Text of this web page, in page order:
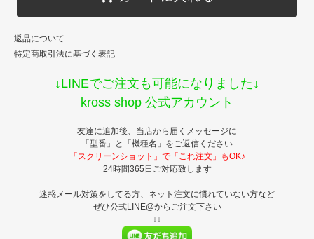
返品について
特定商取引法に基づく表記
↓LINEでご注文も可能になりました↓
kross shop 公式アカウント
友達に追加後、当店から届くメッセージに
「型番」と「機種名」をご返信ください
「スクリーンショット」で「これ注文」もOK♪
24時間365日ご対応致します
迷惑メール対策をしてる方、ネット注文に慣れていない方など
ぜひ公式LINE@からご注文下さい
↓↓